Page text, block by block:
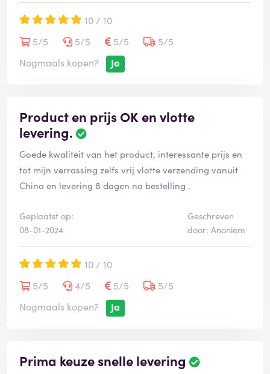
10 / 10
5/5
5/5 5/5
5/5
Nogmaals kopen?
Ja
Product en prijs OK en vlotte
levering.
Goede kwaliteit van het product, interessante prijs en
tot mijn verrassing zelfs vrij vlotte verzending vanuit
China en levering 8 dagen na bestelling .
Geplaatst op:
08-01-2024
Geschreven
door: Anoniem
10 / 10
5/5
4/5 5/5
5/5
Nogmaals kopen?
Ja
Prima keuze snelle levering